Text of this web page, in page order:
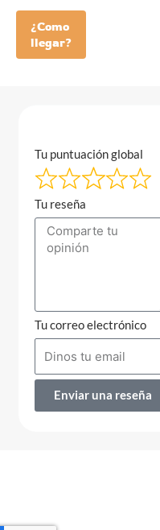
¿Como
llegar?
Tu puntuación global
Tu reseña
Tu correo electrónico
Enviar una reseña